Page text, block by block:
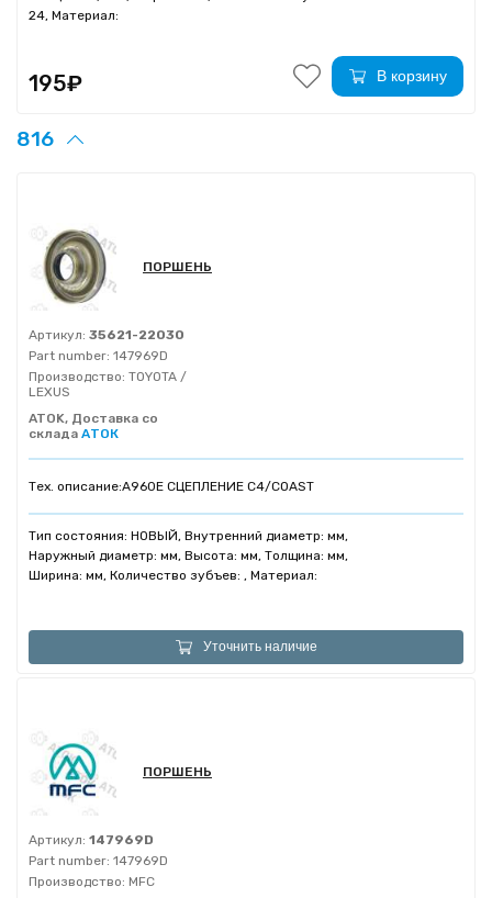
24, Материал:
195₽ В корзину
816
ПОРШЕНЬ
Артикул: 35621-22030
Part number: 147969D
Производство: TOYOTA /
LEXUS
ATOK, Доставка со
склада АТОК
Тех. описание:A960E СЦЕПЛЕНИЕ C4/COAST
Тип состояния: НОВЫЙ, Внутренний диаметр: мм,
Наружный диаметр: мм, Высота: мм, Толщина: мм,
Ширина: мм, Количество зубъев: , Материал:
Уточнить наличие
ПОРШЕНЬ
Артикул: 147969D
Part number: 147969D
Производство: MFC